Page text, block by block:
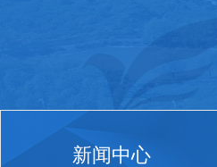
新闻中心